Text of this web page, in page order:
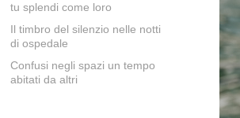
tu splendi come loro
Il timbro del silenzio nelle notti
di ospedale
Confusi negli spazi un tempo
abitati da altri